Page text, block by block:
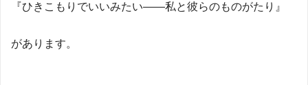
『ひきこもりでいいみたい――私と彼らのものがたり』
があります。